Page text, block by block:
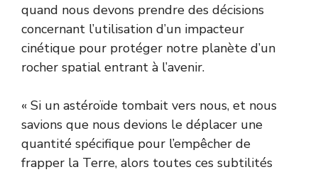
quand nous devons prendre des décisions
concernant l’utilisation d’un impacteur
cinétique pour protéger notre planète d’un
rocher spatial entrant à l’avenir.
« Si un astéroïde tombait vers nous, et nous
savions que nous devions le déplacer une
quantité spécifique pour l’empêcher de
frapper la Terre, alors toutes ces subtilités